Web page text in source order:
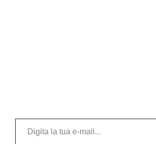
Digita la tua e-mail...